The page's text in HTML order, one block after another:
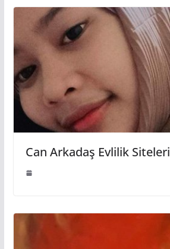
Can Arkadaş Evlilik Siteleri